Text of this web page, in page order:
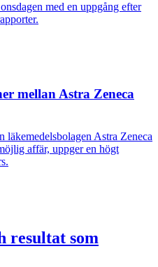
med en uppgång efter
mellan Astra Zeneca
läkemedelsbolagen Astra Zeneca
affär, uppger en högt
resultat som